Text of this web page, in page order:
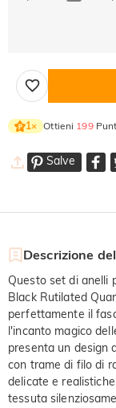
1× Ottieni 199
Salve
Descrizione
Questo set di anelli
Black Rutilated
perfettamente il
l'incanto magico
presenta un design
con trame di filo di
delicate e
tessuta